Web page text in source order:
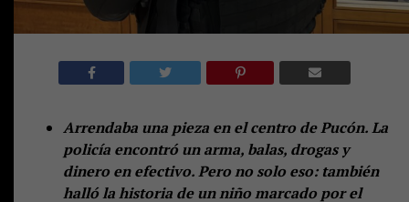
Arrendaba una pieza en el centro de Pucón. La
policía encontró un arma, balas, drogas y
dinero en efectivo. Pero no solo eso: también
halló la historia de un niño marcado por el